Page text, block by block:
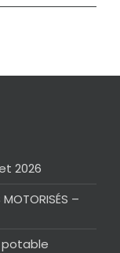
2026
MOTORISÉS –
potable